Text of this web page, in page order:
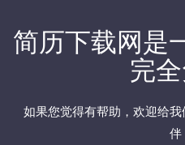
简历下载网是
完
如果您觉得有帮助，欢迎给我
伴